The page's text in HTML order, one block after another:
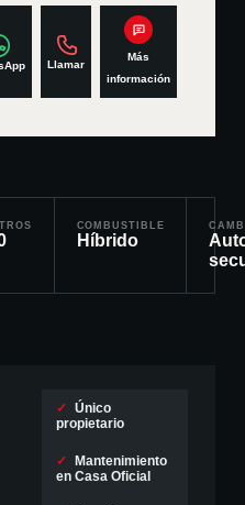
Llamar
Más
información
COMBUSTIBLE
Híbrido
✓ Único
propietario
✓
Mantenimiento
en Casa Oficial